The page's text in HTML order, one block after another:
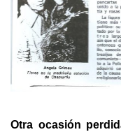
Otra ocasión